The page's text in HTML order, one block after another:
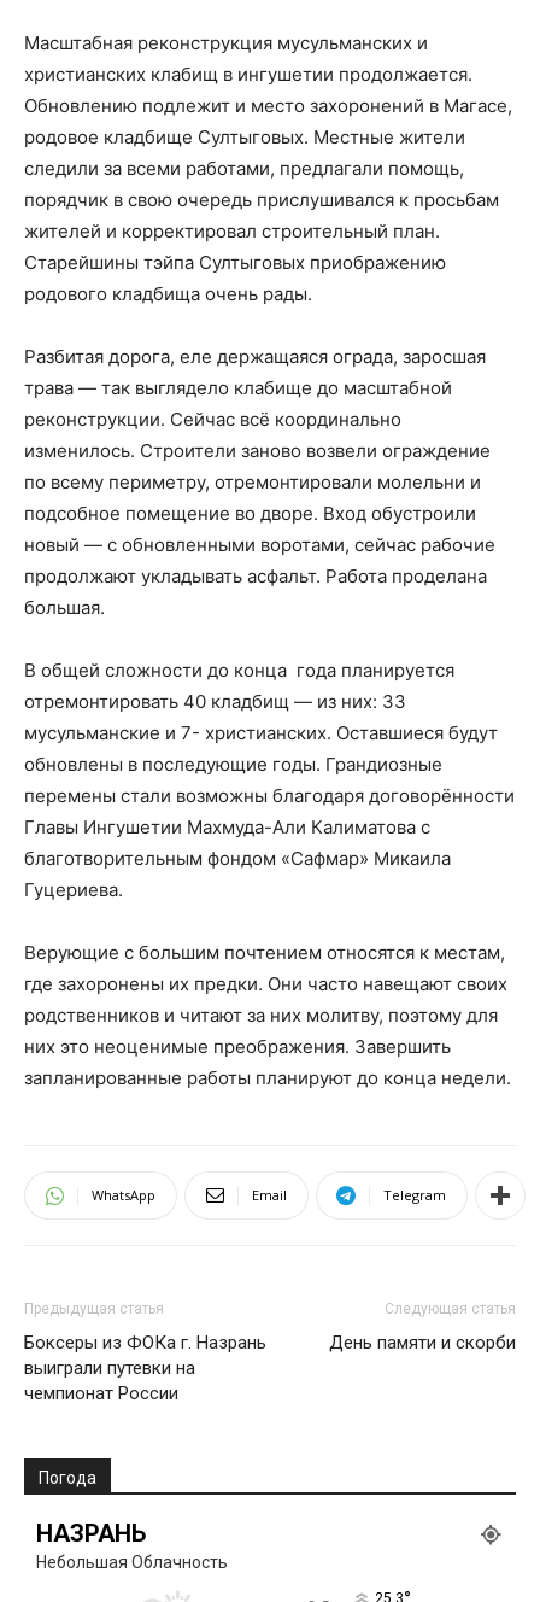
Масштабная реконструкция мусульманских и
христианских клабищ в ингушетии продолжается.
Обновлению подлежит и место захоронений в Магасе,
родовое кладбище Султыговых. Местные жители
следили за всеми работами, предлагали помощь,
порядчик в свою очередь прислушивался к просьбам
жителей и корректировал строительный план.
Старейшины тэйпа Султыговых приображению
родового кладбища очень рады.
Разбитая дорога, еле держащаяся ограда, заросшая
трава — так выглядело клабище до масштабной
реконструкции. Сейчас всё координально
изменилось. Строители заново возвели ограждение
по всему периметру, отремонтировали молельни и
подсобное помещение во дворе. Вход обустроили
новый — с обновленными воротами, сейчас рабочие
продолжают укладывать асфальт. Работа проделана
большая.
В общей сложности до конца года планируется
отремонтировать 40 кладбищ — из них: 33
мусульманские и 7- христианских. Оставшиеся будут
обновлены в последующие годы. Грандиозные
перемены стали возможны благодаря договорённости
Главы Ингушетии Махмуда-Али Калиматова с
благотворительным фондом «Сафмар» Микаила
Гуцериева.
Верующие с большим почтением относятся к местам,
где захоронены их предки. Они часто навещают своих
родственников и читают за них молитву, поэтому для
них это неоценимые преображения. Завершить
запланированные работы планируют до конца недели.
WhatsApp Email Telegram
Предыдущая статья
Боксеры из ФОКа г. Назрань
выиграли путевки на
чемпионат России
Следующая статья
День памяти и скорби
Погода
НАЗРАНЬ
Небольшая Облачность